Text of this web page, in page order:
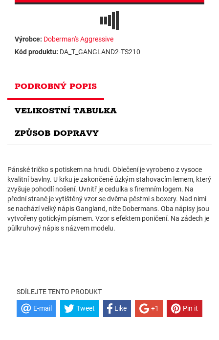
Výrobce: Doberman's Aggressive
Kód produktu: DA_T_GANGLAND2-TS210
PODROBNÝ POPIS
VELIKOSTNÍ TABULKA
ZPŮSOB DOPRAVY
Pánské tričko s potiskem na hrudi. Oblečení je vyrobeno z vysoce
kvalitní bavlny. U krku je zakončené úzkým stahovacím lemem, který
zvyšuje pohodlí nošení. Uvnitř je cedulka s firemním logem. Na
přední straně je vytištěný vzor se dvěma pěstmi s boxery. Nad nimi
se nachází velký nápis Gangland, níže Dobermans. Oba nápisy jsou
vytvořeny gotickým písmem. Vzor s efektem poničení. Na zádech je
půlkruhový nápis s názvem modelu.
SDÍLEJTE TENTO PRODUKT
E-mail Tweet Like +1 Pin it